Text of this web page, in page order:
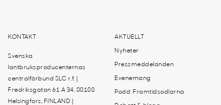
KONTAKT
Svenska
lantbruksproducenternas
centralförbund SLC r.f. |
Fredriksgatan 61 A 34, 00100
Helsingfors, FINLAND |
AKTUELLT
Nyheter
Pressmeddelanden
Evenemang
Podd: Framtidsodlarna